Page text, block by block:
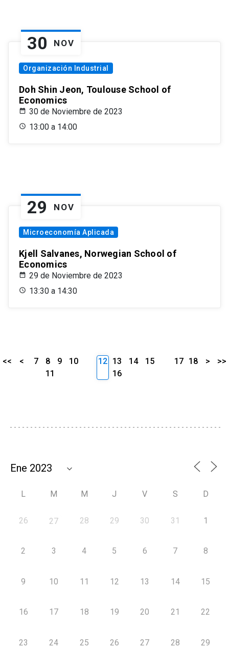
30 NOV
Organización Industrial
Doh Shin Jeon, Toulouse School of
Economics
30 de Noviembre de 2023
13:00 a 14:00
29 NOV
Microeconomía Aplicada
Kjell Salvanes, Norwegian School of
Economics
29 de Noviembre de 2023
13:30 a 14:30
<< < 7 8 9
10
11
12 13 14
15
16
17 18 > >>
L M M J V S D
26 27 28 29 30 31 1
2 3 4 5 6 7 8
9 10 11 12 13 14 15
16 17 18 19 20 21 22
23 24 25 26 27 28 29